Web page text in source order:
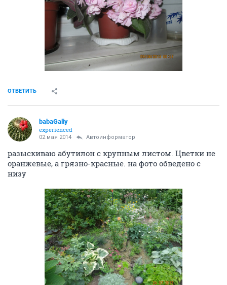
ОТВЕТИТЬ
babaGaliy
experienced
02 мая 2014 Автоинформатор
разыскиваю абутилон с крупным листом. Цветки не
оранжевые, а грязно-красные. на фото обведено с
низу